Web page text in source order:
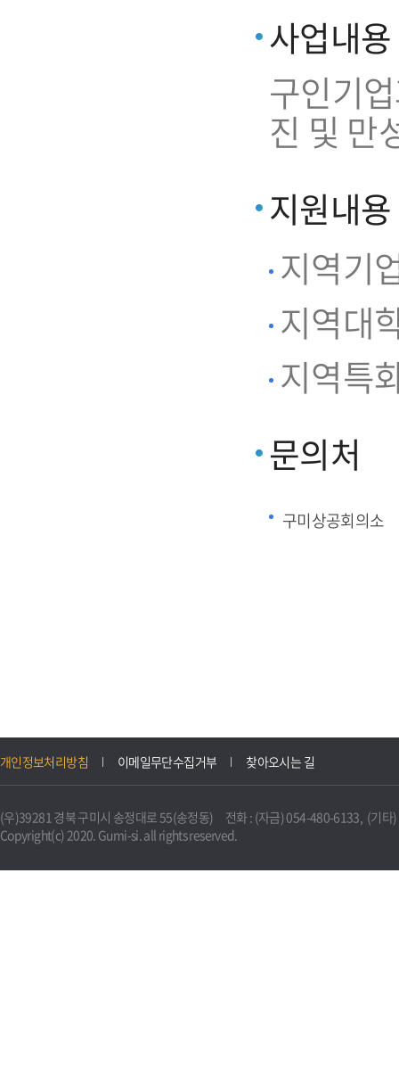
사업내용
구인기
진 및 만
지원내용
지역기
지역대
지역특
문의처
구미상공회의소
개인정보처리방침 이메일무단수집거부 찾아오시는 길
(우)39281 경북 구미시 송정대로 55(송정동) 전화 : (자금) 054-480-6133, (기타
Copyright(c) 2020. Gumi-si. all rights reserved.